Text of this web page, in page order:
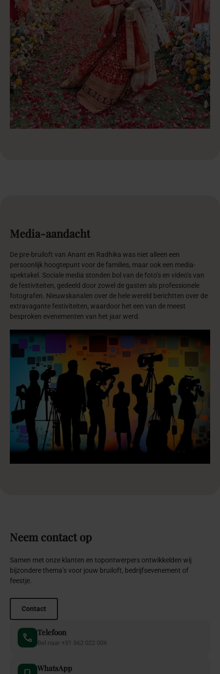
Media-aandacht
De pre-bruiloft van Anant en Radhika was niet alleen een
persoonlijk hoogtepunt voor de families, maar ook een media-
spektakel. Sociale media stonden bol van de foto’s en video’s van
de festiviteiten, gedeeld door zowel de gasten als professionele
fotografen. Nieuwskanalen over de hele wereld berichtten over de
extravagante festiviteiten, waardoor het een van de meest
besproken evenementen van het jaar werd.
Neem contact op
Samen met onze klanten en topontwerpers ontwikkelden wij
bijzondere thema’s voor jouw bruiloft, bedrijfsevenement of
feestje.
Contact
Telefoon
Bel naar +31 362 022 006
WhatsApp